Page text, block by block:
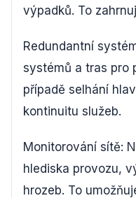
výpadků. To
Redundantní
systémů a tras pro
případě selhání
kontinuitu služeb.
Monitorování sítě:
hlediska provozu,
hrozeb. To